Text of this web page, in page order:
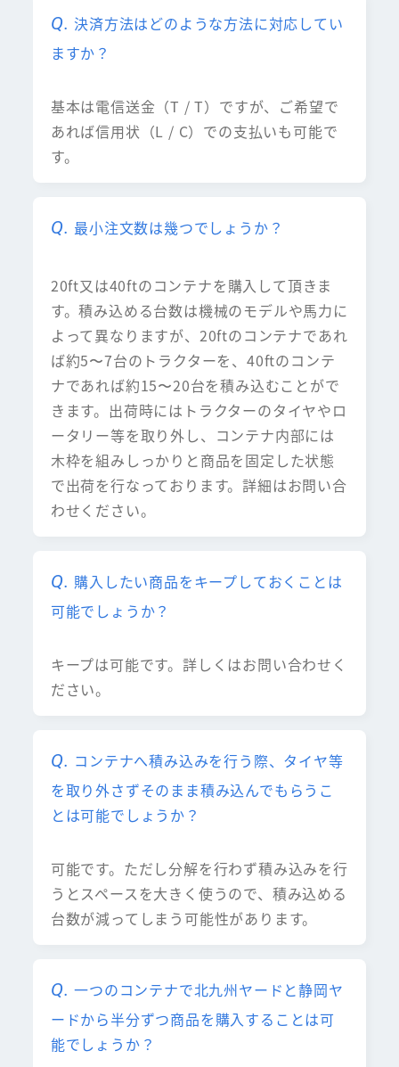
決済方法はどのような方法に対応してい
ますか？
基本は電信送金（T / T）ですが、ご希望で
あれば信用状（L / C）での支払いも可能で
す。
最小注文数は幾つでしょうか？
20ft又は40ftのコンテナを購入して頂きま
す。積み込める台数は機械のモデルや馬力に
よって異なりますが、20ftのコンテナであれ
ば約5〜7台のトラクターを、40ftのコンテ
ナであれば約15〜20台を積み込むことがで
きます。出荷時にはトラクターのタイヤやロ
ータリー等を取り外し、コンテナ内部には
木枠を組みしっかりと商品を固定した状態
で出荷を行なっております。詳細はお問い合
わせください。
購入したい商品をキープしておくことは
可能でしょうか？
キープは可能です。詳しくはお問い合わせく
ださい。
コンテナへ積み込みを行う際、タイヤ等
を取り外さずそのまま積み込んでもらうこ
とは可能でしょうか？
可能です。ただし分解を行わず積み込みを行
うとスペースを大きく使うので、積み込める
台数が減ってしまう可能性があります。
一つのコンテナで北九州ヤードと静岡ヤ
ードから半分ずつ商品を購入することは可
能でしょうか？